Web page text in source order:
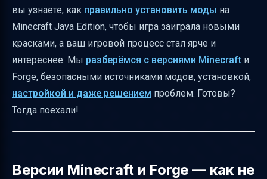
Как правильно копировать моды в папку
mods
Требования к Java и выбор версии
Конфликты между модами — как понять и
решить
Примеры модов и их влияние на игру
Влияние модов на производительность и
Безопасное тестирование модов
вы узнаете, как правильно установить моды на
Minecraft Java Edition, чтобы игра заиграла новыми
красками, а ваш игровой процесс стал ярче и
интереснее. Мы разберёмся с версиями Minecraft и
Forge, безопасными источниками модов, установкой,
настройкой и даже решением проблем. Готовы?
Тогда поехали!
Версии Minecraft и Forge — как не